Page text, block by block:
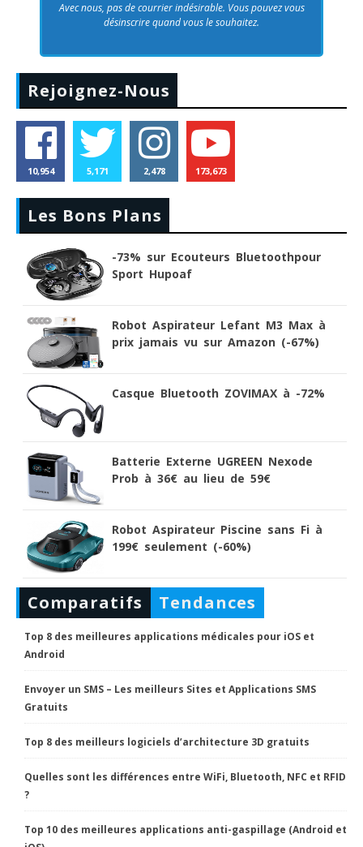
Avec nous, pas de courrier indésirable. Vous pouvez vous
désinscrire quand vous le souhaitez.
Rejoignez-Nous
10,954 5,171 2,478 173,673
Les Bons Plans
-73% sur Ecouteurs Bluetoothpour
Sport Hupoaf
Robot Aspirateur Lefant M3 Max à
prix jamais vu sur Amazon (-67%)
Casque Bluetooth ZOVIMAX à -72%
Batterie Externe UGREEN Nexode
Prob à 36€ au lieu de 59€
Robot Aspirateur Piscine sans Fi à
199€ seulement (-60%)
Comparatifs Tendances
Top 8 des meilleures applications médicales pour iOS et
Android
Envoyer un SMS – Les meilleurs Sites et Applications SMS
Gratuits
Top 8 des meilleurs logiciels d’architecture 3D gratuits
Quelles sont les différences entre WiFi, Bluetooth, NFC et RFID
?
Top 10 des meilleures applications anti-gaspillage (Android et